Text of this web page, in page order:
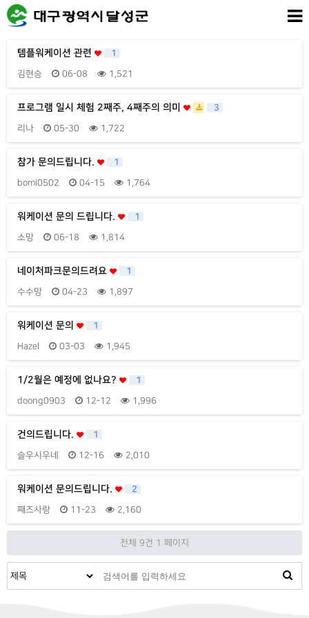
템플워케이션 관련 1
김현승 06-08 1,521
프로그램 일시 체험 2째주, 4째주의 의미 3
리나 05-30 1,722
참가 문의드립니다. 1
bomi0502 04-15 1,764
워케이션 문의 드립니다. 1
소망 06-18 1,814
네이처파크문의드려요 1
수수망 04-23 1,897
워케이션 문의 1
Hazel 03-03 1,945
1/2월은 예정에 없나요? 1
doong0903 12-12 1,996
건의드립니다. 1
슬우시우네 12-16 2,010
워케이션 문의드립니다. 2
째즈사랑 11-23 2,160
전체 9건 1 페이지